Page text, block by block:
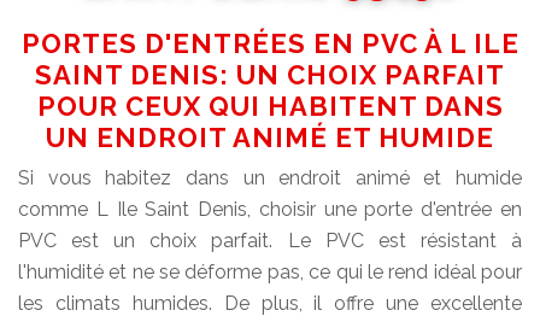
PORTES D'ENTRÉES EN PVC À L ILE
SAINT DENIS: UN CHOIX PARFAIT
POUR CEUX QUI HABITENT DANS
UN ENDROIT ANIMÉ ET HUMIDE
Si vous habitez dans un endroit animé et humide
comme L Ile Saint Denis, choisir une porte d'entrée en
PVC est un choix parfait. Le PVC est résistant à
l'humidité et ne se déforme pas, ce qui le rend idéal pour
les climats humides. De plus, il offre une excellente